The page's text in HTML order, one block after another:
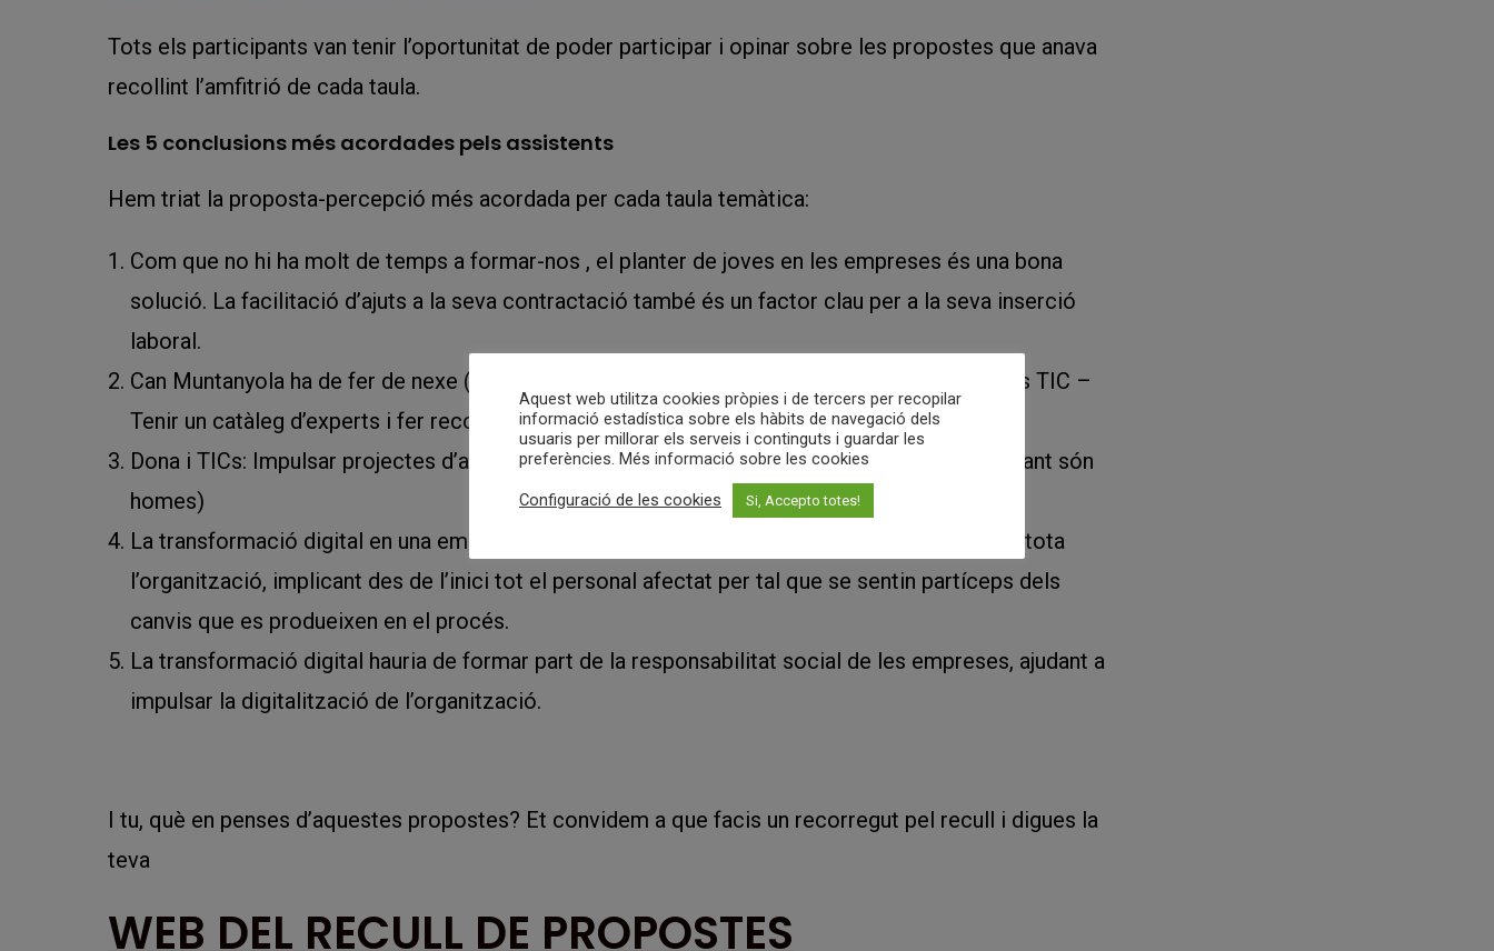
Tots els participants van tenir l’oportunitat de poder participar i opinar sobre les propostes que anava
recollint l’amfitrió de cada taula.
Les 5 conclusions més acordades pels assistents
Hem triat la proposta-percepció més acordada per cada taula temàtica:
Com que no hi ha molt de temps a formar-nos , el planter de joves en les empreses és una bona
solució. La facilitació d’ajuts a la seva contractació també és un factor clau per a la seva inserció
laboral.
Can Muntanyola ha de fer de nexe (facilitar la col·laboració) entre les demandes i les ofertes TIC –
Tenir un catàleg d’experts i fer recomanacions o donar visibilitat al potencial del sector.
Dona i TICs: Impulsar projectes d’aquest sector (En les TICs el 99 % de les persones treballant són
homes)
La transformació digital en una empresa ha d’anar acompanyada d’un canvi de mentalitat de tota
l’organització, implicant des de l’inici tot el personal afectat per tal que se sentin partíceps dels
canvis que es produeixen en el procés.
La transformació digital hauria de formar part de la responsabilitat social de les empreses, ajudant a
impulsar la digitalització de l’organització.
I tu, què en penses d’aquestes propostes? Et convidem a que facis un recorregut pel recull i digues la
teva
WEB DEL RECULL DE PROPOSTES
Aquest web utilitza cookies pròpies i de tercers per recopilar
informació estadística sobre els hàbits de navegació dels
usuaris per millorar els serveis i continguts i guardar les
preferències. Més informació sobre les cookies
Configuració de les cookies Si, Accepto totes!